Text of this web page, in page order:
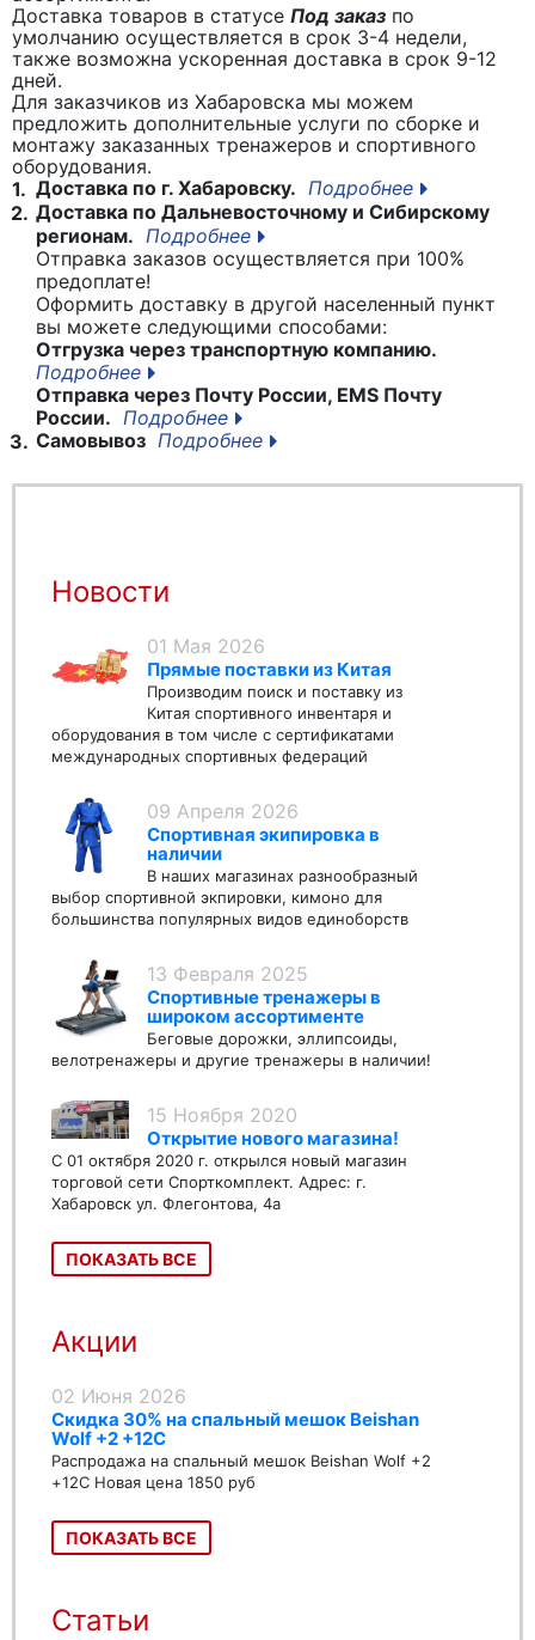
Доставка товаров в статусе Под заказ по
умолчанию осуществляется в срок 3-4 недели,
также возможна ускоренная доставка в срок 9-12
дней.
Для заказчиков из Хабаровска мы можем
предложить дополнительные услуги по сборке и
монтажу заказанных тренажеров и спортивного
оборудования.
1. Доставка по г. Хабаровску. Подробнее
2. Доставка по Дальневосточному и Сибирскому
регионам. Подробнее
Отправка заказов осуществляется при 100%
предоплате!
Оформить доставку в другой населенный пункт
вы можете следующими способами:
Отгрузка через транспортную компанию.
Подробнее
Отправка через Почту России, EMS Почту
России. Подробнее
3. Самовывоз Подробнее
Новости
01 Мая 2026
Прямые поставки из Китая
Производим поиск и поставку из
Китая спортивного инвентаря и
оборудования в том числе с сертификатами
международных спортивных федераций
09 Апреля 2026
Спортивная экипировка в
наличии
В наших магазинах разнообразный
выбор спортивной экпировки, кимоно для
большинства популярных видов единоборств
13 Февраля 2025
Спортивные тренажеры в
широком ассортименте
Беговые дорожки, эллипсоиды,
велотренажеры и другие тренажеры в наличии!
15 Ноября 2020
Открытие нового магазина!
С 01 октября 2020 г. открылся новый магазин
торговой сети Спорткомплект. Адрес: г.
Хабаровск ул. Флегонтова, 4а
ПОКАЗАТЬ ВСЕ
Акции
02 Июня 2026
Скидка 30% на спальный мешок Beishan
Wolf +2 +12C
Распродажа на спальный мешок Beishan Wolf +2
+12C Новая цена 1850 руб
ПОКАЗАТЬ ВСЕ
Статьи